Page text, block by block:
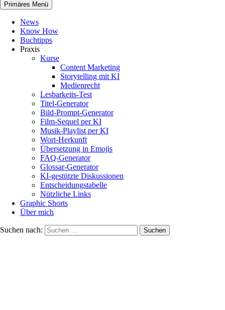
netknowhow
Primäres Menü
News
Know How
Buchtipps
Praxis
Kurse
Content Marketing
Storytelling mit KI
Medienrecht
Lesbarkeits-Test
Titel-Generator
Bild-Prompt-Generator
Film-Sequel per KI
Musik-Playlist per KI
Wort-Herkunft
Übersetzung in Emojis
FAQ-Generator
Glossar-Generator
KI-gestützte Diskussionen
Entscheidungstabelle
Nützliche Links
Graphic Shorts
Über mich
Suchen nach: